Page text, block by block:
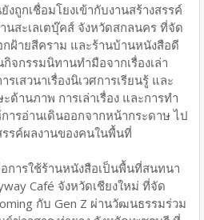
เชื่อมโยงเข้ากับงานสร้างสรรค์
สะเลเตบุ๊คส์ จังหวัดสกลนคร ที่จัด
กฝ้ายสีคราม และร้านบ้านหนังสือดี
จกรรมนิทานทำมือจากเรื่องเล่า
เสวนาเรื่องนิเวศการเรียนรู้ และ
านภาพ การเล่าเรื่อง และการทำ
ารอ่านเดินออกจากหน้ากระดาษ ไป
รรค์ผลงานของคนในพื้นที่
รใช้ร้านหนังสือเป็นพื้นที่สนทนา
Café จังหวัดเชียงใหม่ ที่จัด
กับ Gen Z ผ่านวัฒนธรรมร่วม